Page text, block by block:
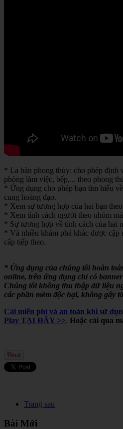
* La bàn phong thủy: cho phép định
phòng làm việc, bếp,... theo phong
* Ứng dụng cho phép bạn tìm hiểu
cung hoàng đạo.
* Xem sự tương hợp của hai bạn
* Xem tính cách người theo nhóm
* Sự tương hợp về tính cách của hai
* Và nhiều khám phá khác được cập
cấp tiếp theo.
* Ứng dụng của chúng tôi hoàn
online, trên ứng dụng chỉ có
Chúng tôi không thu thập dữ liệu
các phần mềm độc hại, không gây
Cài miễn phí và an toàn khi sử
Play TẠI ĐÂY >>. Hoặc cài qua
Trang sau
Bài Mới